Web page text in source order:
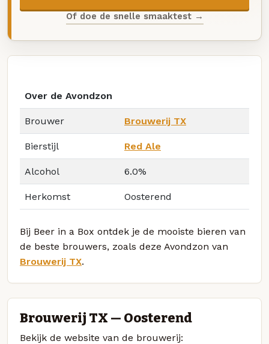
Of doe de snelle smaaktest →
Over de Avondzon
Brouwer Brouwerij TX
Bierstijl Red Ale
Alcohol 6.0%
Herkomst Oosterend
Bij Beer in a Box ontdek je de mooiste bieren van
de beste brouwers, zoals deze Avondzon van
Brouwerij TX.
Brouwerij TX — Oosterend
Bekijk de website van de brouwerij: